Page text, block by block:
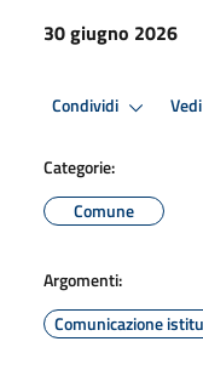
30 giugno 2026
Condividi
Categorie:
Comune
Argomenti:
Comunicazione